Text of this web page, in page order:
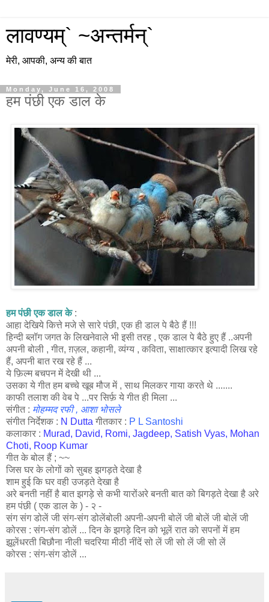
लावण्यम्` ~अन्तर्मन्`
मेरी, आपकी, अन्य की बात
Monday, June 16, 2008
हम पंछी एक डाल के
हम पंछी एक डाल के:
आहा देखिये कित्ते मजे से सारे पंछी, एक ही डाल पे बैठे हैं !!!
हिन्दी ब्लॉग जगत के लिखनेवाले भी इसी तरह , एक डाल पे बैठे हुए हैं ..अपनी
अपनी बोली , गीत, ग़ज़ल, कहानी, व्यंग्य , कविता, साक्षात्कार इत्यादी लिख रहे
हैं, अपनी बात रख रहे हैं ...
ये फ़िल्म बचपन में देखी थी ...
उसका ये गीत हम बच्चे खूब मौज में , साथ मिलकर गाया करते थे .......
काफी तलाश की वेब पे ...पर सिर्फ़ ये गीत ही मिला ...
संगीत : मोहम्मद रफी, आशा भोसले
संगीत निर्देशक : N Dutta गीतकार : P L Santoshi
कलाकार : Murad, David, Romi, Jagdeep, Satish Vyas, Mohan
Choti, Roop Kumar
गीत के बोल हैं ; ~~
जिस घर के लोगों को सुबह झगड़ते देखा है
शाम हुई कि घर वही उजड़ते देखा है
अरे बनती नहीं है बात झगड़े से कभी यारोंअरे बनती बात को बिगड़ते देखा है अरे
हम पंछी ( एक डाल के ) - २ -
संग संग डोलें जी संग-संग डोलेंबोली अपनी-अपनी बोलें जी बोलें जी बोलें जी
कोरस : संग-संग डोलें ... दिन के झगड़े दिन को भूलें रात को सपनों में हम
झूलेंधरती बिछौना नीली चदरिया मीठी नींदें सो लें जी सो लें जी सो लें
कोरस : संग-संग डोलें ...